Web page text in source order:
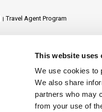
This website uses
We use cookies to
We also share
partners who may
from your use of
저희와 함께
꼬 란타 탈출:평온함과
꼬 크라단 여행:투명한
Travel Agent Program